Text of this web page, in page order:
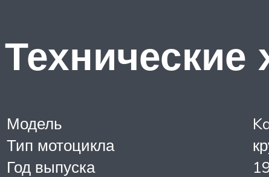
Технические
Модель
Тип мотоцикла
Год выпуска